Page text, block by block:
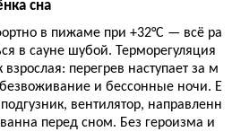
сна
в пижаме при +32°C — всё ра
в сауне шубой. Терморегуляция
перегрев наступает за м
и бессонные ночи. Е
вентилятор, направленн
перед сном. Без героизма и